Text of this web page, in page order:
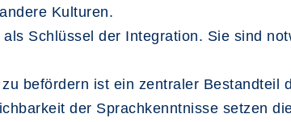
Kulturen.
Schlüssel der Integration. Sie sind
befördern ist ein zentraler Bestandteil
der Sprachkenntnisse setzen